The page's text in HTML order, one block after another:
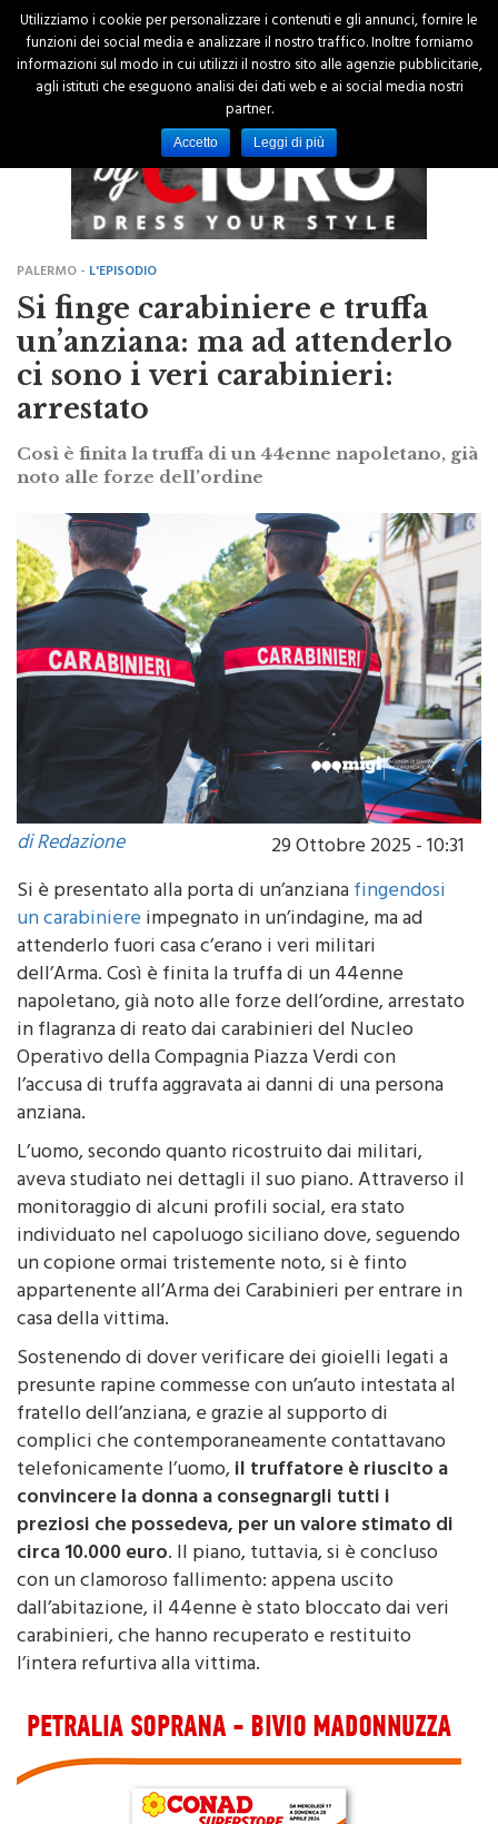
PALERMO - L'EPISODIO
Si finge carabiniere e truffa
un’anziana: ma ad attenderlo
ci sono i veri carabinieri:
arrestato
Così è finita la truffa di un 44enne napoletano, già
noto alle forze dell’ordine
di Redazione
29 Ottobre 2025 - 10:31
Si è presentato alla porta di un’anzianafingendosi
un carabiniereimpegnato in un’indagine, ma ad
attenderlo fuori casa c’erano i veri militari
dell’Arma. Così è finita la truffa di un 44enne
napoletano, già noto alle forze dell’ordine, arrestato
in flagranza di reato dai carabinieri del Nucleo
Operativo della Compagnia Piazza Verdi con
l’accusa di truffa aggravata ai danni di una persona
anziana.
L’uomo, secondo quanto ricostruito dai militari,
aveva studiato nei dettagli il suo piano. Attraverso il
monitoraggio di alcuni profili social, era stato
individuato nel capoluogo siciliano dove, seguendo
un copione ormai tristemente noto, si è finto
appartenente all’Arma dei Carabinieri per entrare in
casa della vittima.
Sostenendo di dover verificare dei gioielli legati a
presunte rapine commesse con un’auto intestata al
fratello dell’anziana, e grazie al supporto di
complici che contemporaneamente contattavano
telefonicamente l’uomo,il truffatore è riuscito a
convincere la donna a consegnargli tutti i
preziosi che possedeva, per un valore stimato di
circa 10.000 euro. Il piano, tuttavia, si è concluso
con un clamoroso fallimento: appena uscito
dall’abitazione, il 44enne è stato bloccato dai veri
carabinieri, che hanno recuperato e restituito
l’intera refurtiva alla vittima.
Utilizziamo i cookie per personalizzare i contenuti e gli annunci, fornire le
funzioni dei social media e analizzare il nostro traffico. Inoltre forniamo
informazioni sul modo in cui utilizzi il nostro sito alle agenzie pubblicitarie,
agli istituti che eseguono analisi dei dati web e ai social media nostri
partner.
Accetto Leggi di più